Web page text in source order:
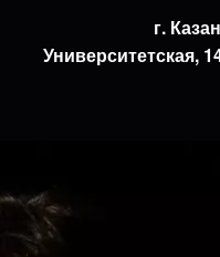
г.
Университетская,